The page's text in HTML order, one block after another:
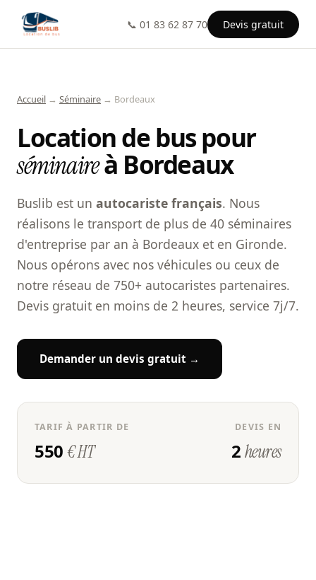
📞 01 83 62 87 70 Devis gratuit
Accueil → Séminaire → Bordeaux
Location de bus pour
séminaireà Bordeaux
Buslib est un autocariste français. Nous
réalisons le transport de plus de 40 séminaires
d'entreprise par an à Bordeaux et en Gironde.
Nous opérons avec nos véhicules ou ceux de
notre réseau de 750+ autocaristes partenaires.
Devis gratuit en moins de 2 heures, service 7j/7.
Demander un devis gratuit →
TARIF À PARTIR DE
550€ HT
DEVIS EN
2heures